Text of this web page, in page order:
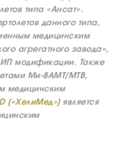
типа «Ансат».
данного типа,
медицинским
агрегатного завода»,
модификации. Также
Ми-8АМТ/МТВ,
медицинским
(«ХелиМед»)является